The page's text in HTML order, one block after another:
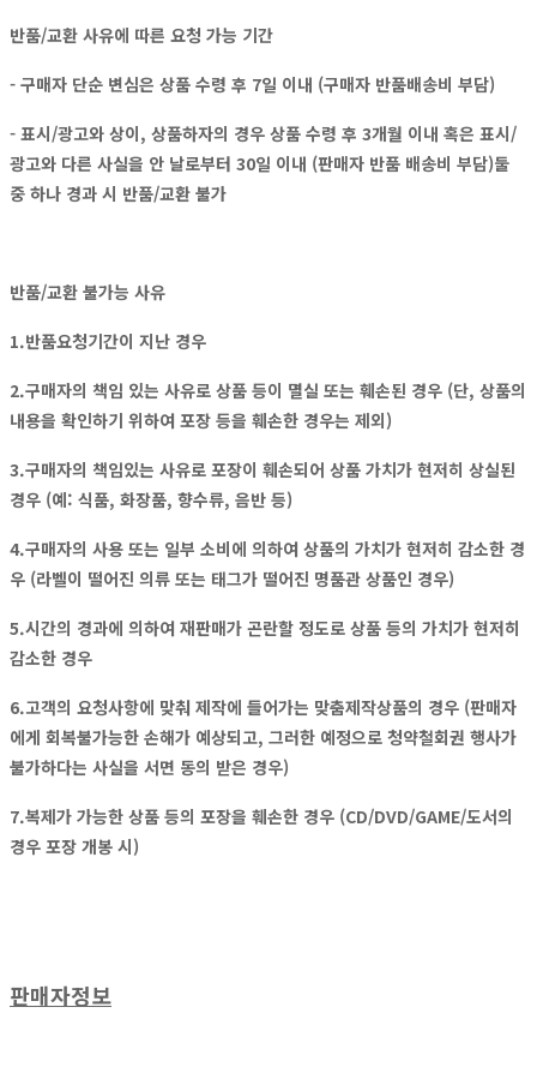
반품/교환 사유에 따른 요청 가능 기간
- 구매자 단순 변심은 상품 수령 후 7일 이내 (구매자 반품배송비 부담)
- 표시/광고와 상이, 상품하자의 경우 상품 수령 후 3개월 이내 혹은 표시/
광고와 다른 사실을 안 날로부터 30일 이내 (판매자 반품 배송비 부담)둘
중 하나 경과 시 반품/교환 불가
반품/교환 불가능 사유
1.반품요청기간이 지난 경우
2.구매자의 책임 있는 사유로 상품 등이 멸실 또는 훼손된 경우 (단, 상품의
내용을 확인하기 위하여 포장 등을 훼손한 경우는 제외)
3.구매자의 책임있는 사유로 포장이 훼손되어 상품 가치가 현저히 상실된
경우 (예: 식품, 화장품, 향수류, 음반 등)
4.구매자의 사용 또는 일부 소비에 의하여 상품의 가치가 현저히 감소한 경
우 (라벨이 떨어진 의류 또는 태그가 떨어진 명품관 상품인 경우)
5.시간의 경과에 의하여 재판매가 곤란할 정도로 상품 등의 가치가 현저히
감소한 경우
6.고객의 요청사항에 맞춰 제작에 들어가는 맞춤제작상품의 경우 (판매자
에게 회복불가능한 손해가 예상되고, 그러한 예정으로 청약철회권 행사가
불가하다는 사실을 서면 동의 받은 경우)
7.복제가 가능한 상품 등의 포장을 훼손한 경우 (CD/DVD/GAME/도서의
경우 포장 개봉 시)
판매자정보